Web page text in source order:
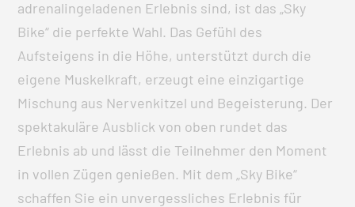
adrenalingeladenen Erlebnis sind, ist das „Sky
Bike“ die perfekte Wahl. Das Gefühl des
Aufsteigens in die Höhe, unterstützt durch die
eigene Muskelkraft, erzeugt eine einzigartige
Mischung aus Nervenkitzel und Begeisterung. Der
spektakuläre Ausblick von oben rundet das
Erlebnis ab und lässt die Teilnehmer den Moment
in vollen Zügen genießen. Mit dem „Sky Bike“
schaffen Sie ein unvergessliches Erlebnis für